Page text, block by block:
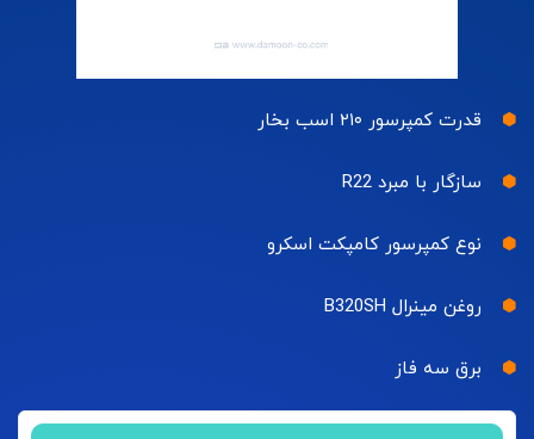
قدرت کمپرسور ۲۱۰ اسب بخار
سازگار با مبرد R22
نوع کمپرسور کامپکت اسکرو
روغن مینرال B320SH
برق سه فاز